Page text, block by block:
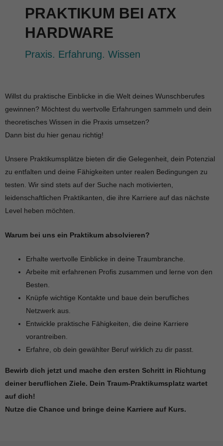
PRAKTIKUM BEI ATX
HARDWARE
Praxis. Erfahrung. Wissen
Willst du praktische Einblicke in die Welt deines Wunschberufes
gewinnen? Möchtest du wertvolle Erfahrungen sammeln und dein
theoretisches Wissen in die Praxis umsetzen?
Dann bist du hier genau richtig!
Unsere Praktikumsplätze bieten dir die Gelegenheit, dein Potenzial
zu entfalten und deine Fähigkeiten unter realen Bedingungen zu
testen. Wir sind stets auf der Suche nach motivierten,
leidenschaftlichen Praktikanten, die ihre Karriere auf das nächste
Level heben möchten.
Warum bei uns ein Praktikum absolvieren?
Erhalte wertvolle Einblicke in deine Traumbranche.
Arbeite mit erfahrenen Profis zusammen und lerne von den
Besten.
Knüpfe wichtige Kontakte und baue dein berufliches
Netzwerk aus.
Entwickle praktische Fähigkeiten, die deine Karriere
vorantreiben.
Erfahre, ob dein gewählter Beruf wirklich zu dir passt.
Bewirb dich jetzt und mache den ersten Schritt in Richtung
deiner beruflichen Ziele. Dein Traum-Praktikumsplatz wartet
auf dich!
Nutze die Chance und bringe deine Karriere auf Kurs.